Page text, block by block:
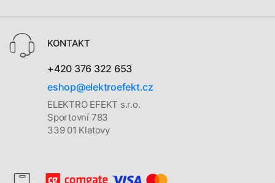
KONTAKT
+420 376 322 653
eshop@elektroefekt.cz
ELEKTRO EFEKT s.r.o.
Sportovní 783
339 01 Klatovy